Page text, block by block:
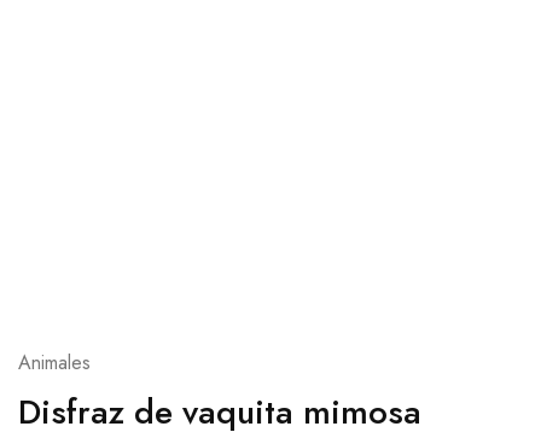
Animales
Disfraz de vaquita mimosa